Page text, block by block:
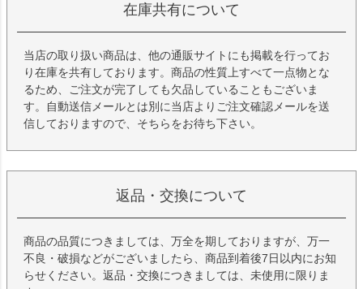
在庫共有について
当店の取り扱い商品は、他の通販サイトにも掲載を行ってお
り在庫を共有しております。商品の性質上すべて一点物とな
るため、ご注文が完了しても欠品していることもございま
す。自動送信メールとは別に当店よりご注文確認メールを送
信しておりますので、そちらをお待ち下さい。
返品・交換について
商品の品質につきましては、万全を期しておりますが、万一
不良・破損などがございましたら、商品到着後7日以内にお知
らせください。返品・交換につきましては、未使用に限りま